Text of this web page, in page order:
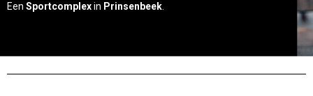
Een Sportcomplexin Prinsenbeek